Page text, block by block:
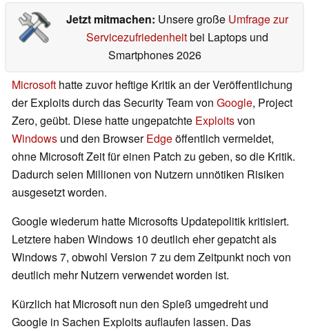
Jetzt mitmachen: Unsere große Umfrage zur
Servicezufriedenheitbei Laptops und
Smartphones 2026
Microsoft hatte zuvor heftige Kritik an der Veröffentlichung
der Exploits durch das Security Team von Google, Project
Zero, geübt. Diese hatte ungepatchte Exploitsvon
Windows und den BrowserEdgeöffentlich vermeldet,
ohne Microsoft Zeit für einen Patch zu geben, so die Kritik.
Dadurch seien Millionen von Nutzern unnötiken Risiken
ausgesetzt worden.
Google wiederum hatte Microsofts Updatepolitik kritisiert.
Letztere haben Windows 10 deutlich eher gepatcht als
Windows 7, obwohl Version 7 zu dem Zeitpunkt noch von
deutlich mehr Nutzern verwendet worden ist.
Kürzlich hat Microsoft nun den Spieß umgedreht und
Google in Sachen Exploits auflaufen lassen. Das